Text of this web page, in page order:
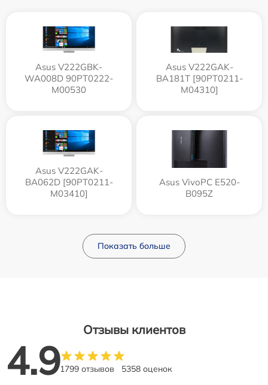
Asus V222GBK-
WA008D 90PT0222-
M00530
Asus V222GAK-
BA181T [90PT0211-
M04310]
Asus V222GAK-
BA062D [90PT0211-
M03410]
Asus VivoPC E520-
B095Z
Показать больше
Отзывы клиентов
4.91799 отзывов 5358 оценок